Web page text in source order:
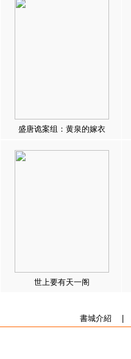
盛唐诡案组：黄泉的嫁衣
世上要有天一阁
書城介紹